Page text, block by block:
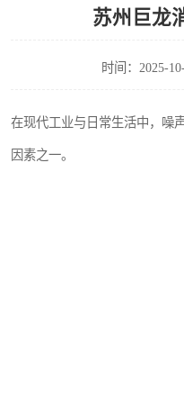
苏州巨龙
时间：2025-
在现代工业与日常生活中，噪
因素之一。